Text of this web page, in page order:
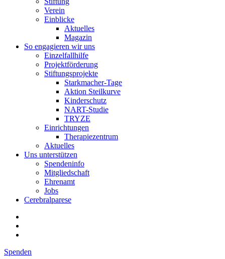
Verein
Einblicke
Aktuelles
Magazin
So engagieren wir uns
Einzelfallhilfe
Projektförderung
Stiftungsprojekte
Starkmacher-Tage
Aktion Steilkurve
Kinderschutz
NART-Studie
TRYZE
Einrichtungen
Therapiezentrum
Aktuelles
Uns unterstützen
Spendeninfo
Mitgliedschaft
Ehrenamt
Jobs
Cerebralparese
Spenden